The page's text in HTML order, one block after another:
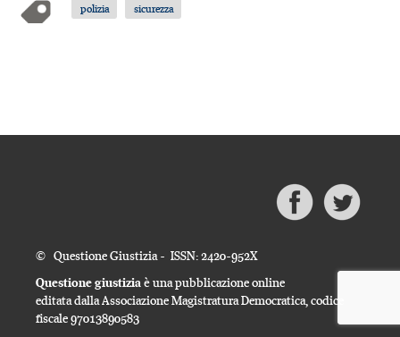
polizia sicurezza
© Questione Giustizia - ISSN: 2420-952X
Questione giustiziaè una pubblicazione online
editata dalla Associazione Magistratura Democratica, codice
fiscale 97013890583